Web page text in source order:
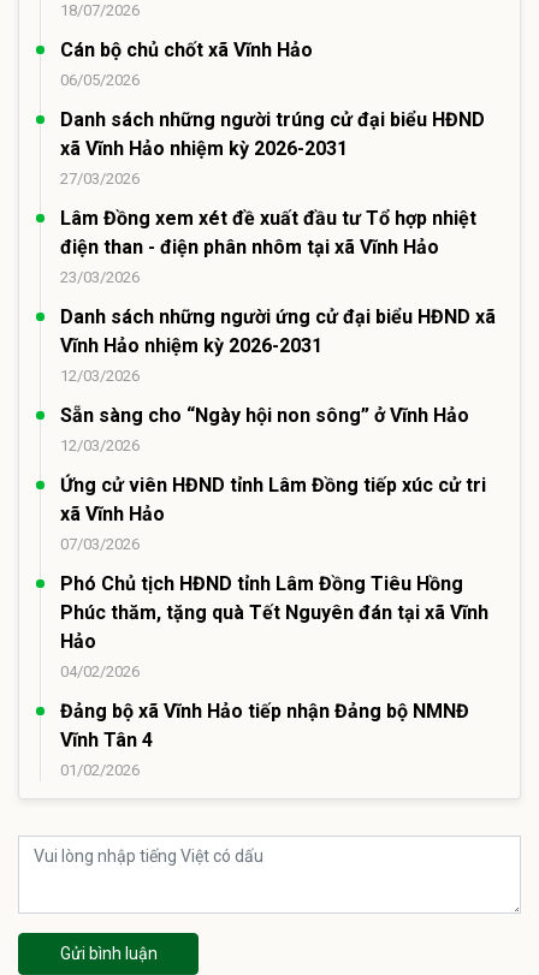
18/07/2026
Cán bộ chủ chốt xã Vĩnh Hảo
06/05/2026
Danh sách những người trúng cử đại biểu HĐND
xã Vĩnh Hảo nhiệm kỳ 2026-2031
27/03/2026
Lâm Đồng xem xét đề xuất đầu tư Tổ hợp nhiệt
điện than - điện phân nhôm tại xã Vĩnh Hảo
23/03/2026
Danh sách những người ứng cử đại biểu HĐND xã
Vĩnh Hảo nhiệm kỳ 2026-2031
12/03/2026
Sẵn sàng cho “Ngày hội non sông” ở Vĩnh Hảo
12/03/2026
Ứng cử viên HĐND tỉnh Lâm Đồng tiếp xúc cử tri
xã Vĩnh Hảo
07/03/2026
Phó Chủ tịch HĐND tỉnh Lâm Đồng Tiêu Hồng
Phúc thăm, tặng quà Tết Nguyên đán tại xã Vĩnh
Hảo
04/02/2026
Đảng bộ xã Vĩnh Hảo tiếp nhận Đảng bộ NMNĐ
Vĩnh Tân 4
01/02/2026
Gửi bình luận